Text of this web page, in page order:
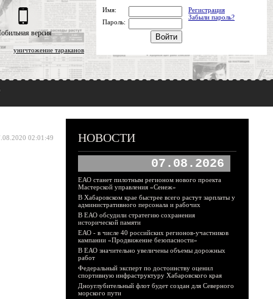
уничтожение тараканов
версия
Имя:
Регистрация
Забыли пароль?
Пароль:
02:01:49 НОВОСТИ
07.08.2026
ЕАО станет пилотным регионом нового проекта
Мастерской управления «Сенеж»
В Хабаровском крае быстрее всего растут зарплаты у
административного персонала и рабочих
В ЕАО обсудили стратегию сохранения
исторической памяти
ЕАО - в числе 40 российских регионов-участников
кампании «Продвижение безопасности»
В ЕАО значительно увеличены объемы дорожных
работ
Федеральный эксперт по достоинству оценил
спортивную инфраструктуру Хабаровского края
Дноуглубительный флот будет создан для Северного
морского пути